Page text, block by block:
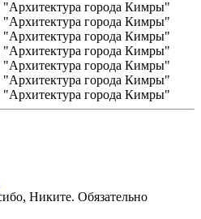
Никите. Обязательно